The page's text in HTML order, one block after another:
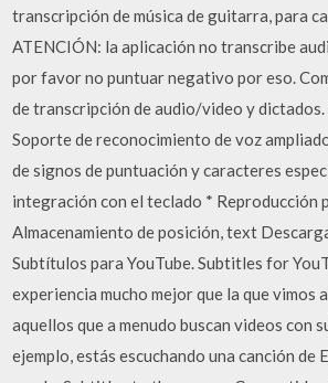
transcripción de música de guitarra, para
ATENCIÓN: la aplicación no transcribe
por favor no puntuar negativo por eso.
de transcripción de audio/video y
Soporte de reconocimiento de voz
de signos de puntuación y caracteres
integración con el teclado * Reproducción
Almacenamiento de posición, text
Subtítulos para YouTube. Subtitles for
experiencia mucho mejor que la que vimos
aquellos que a menudo buscan videos con
ejemplo, estás escuchando una canción de